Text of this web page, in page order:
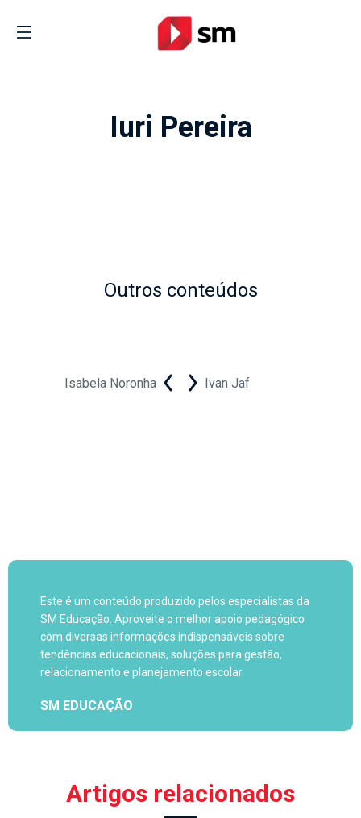
Iuri Pereira
Outros conteúdos
Isabela Noronha Ivan Jaf
Este é um conteúdo produzido pelos especialistas da
SM Educação. Aproveite o melhor apoio pedagógico
com diversas informações indispensáveis sobre
tendências educacionais, soluções para gestão,
relacionamento e planejamento escolar.
SM EDUCAÇÃO
Artigos relacionados